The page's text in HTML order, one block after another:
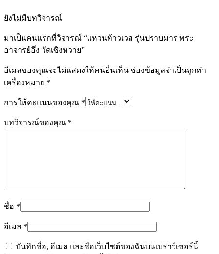
ยังไม่มีบทวิจารณ์
มาเป็นคนแรกที่วิจารณ์ “แหวนท้าวเวส รุ่นปราบมาร พระ
อาจารย์อึ่ง วัดเซิงหวาย”
อีเมลของคุณจะไม่แสดงให้คนอื่นเห็น ช่องข้อมูลจำเป็นถูกทำ
เครื่องหมาย *
การให้คะแนนของคุณ *
บทวิจารณ์ของคุณ *
ชื่อ *
อีเมล *
บันทึกชื่อ, อีเมล และชื่อเว็บไซต์ของฉันบนเบราว์เซอร์นี้